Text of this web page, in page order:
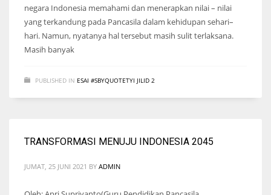
negara Indonesia memahami dan menerapkan nilai – nilai
yang terkandung pada Pancasila dalam kehidupan sehari–
hari. Namun, nyatanya hal tersebut masih sulit terlaksana.
Masih banyak
PUBLISHED IN ESAI #SBYQUOTETYI JILID 2
TRANSFORMASI MENUJU INDONESIA 2045
JUMAT, 25 JUNI 2021 BY ADMIN